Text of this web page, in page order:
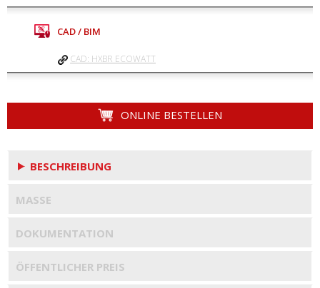
CAD / BIM
CAD: HXBR ECOWATT
ONLINE BESTELLEN
BESCHREIBUNG
MASSE
DOKUMENTATION
ÖFFENTLICHER PREIS